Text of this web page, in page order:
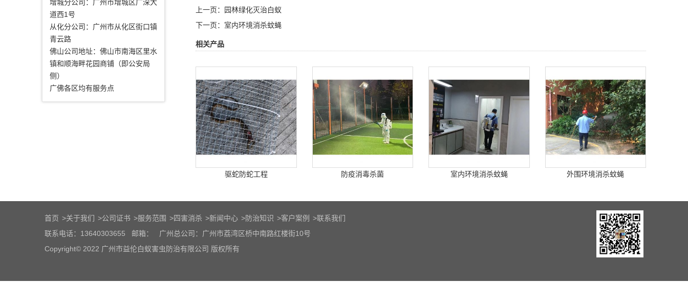
增城分公司：广州市增城区广深大
道西1号
从化分公司：广州市从化区街口镇
青云路
佛山公司地址：佛山市南海区里水
镇和顺海畔花园商铺（即公安局
侧）
广佛各区均有服务点
上一页：
园林绿化灭治白蚁
下一页： 室内环境消杀蚊蝇
相关产品
驱蛇防蛇工程 防疫消毒杀菌 室内环境消杀蚊蝇 外围环境消杀蚊蝇
首页 >关于我们 >公司证书 >服务范围 >四害消杀 >新闻中心 >防治知识 >客户案例 >联系我们
联系电话：13640303655
邮箱：
广州总公司：广州市荔湾区桥中南路红楼街10号
Copyright© 2022 广州市益伦白蚁害虫防治有限公司 版权所有